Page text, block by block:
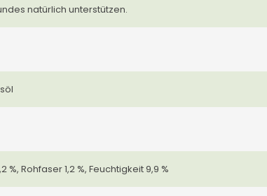
natürlich unterstützen.
%, Rohfaser 1,2 %, Feuchtigkeit 9,9 %